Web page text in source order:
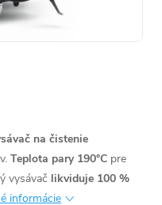
na čistenie
Teplota pary 190°C pre
vysávač likviduje 100 %
informácie